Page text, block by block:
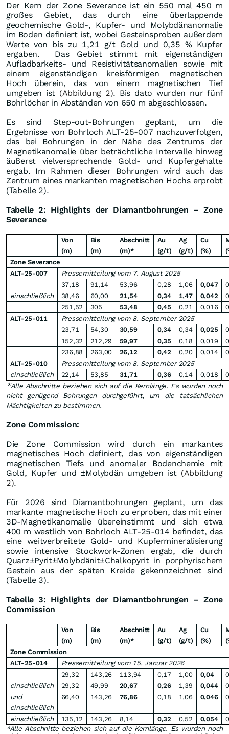
Der Kern der Zone Severance ist ein 550 mal 450 m
großes Gebiet, das durch eine überlappende
geochemische Gold-, Kupfer- und Molybdänanomalie
im Boden definiert ist, wobei Gesteinsproben außerdem
Werte von bis zu 1,21 g/t Gold und 0,35 % Kupfer
ergaben.
Das Gebiet stimmt mit eigenständigen
Aufladbarkeits- und Resistivitätsanomalien sowie mit
einem eigenständigen kreisförmigen magnetischen
Hoch überein, das von einem magnetischen Tief
umgeben ist (Abbildung 2). Bis dato wurden nur fünf
Bohrlöcher in Abständen von 650 m abgeschlossen.
Es sind Step-out-Bohrungen geplant, um die
Ergebnisse von Bohrloch ALT-25-007 nachzuverfolgen,
das bei Bohrungen in der Nähe des Zentrums der
Magnetikanomalie über beträchtliche Intervalle hinweg
äußerst vielversprechende Gold- und Kupfergehalte
ergab. Im Rahmen dieser Bohrungen wird auch das
Zentrum eines markanten magnetischen Hochs erprobt
(Tabelle 2).
Tabelle 2: Highlights der Diamantbohrungen – Zone
Severance
Von
(m)
Bis
(m)
Abschnitt
(m)*
Au
(g/t)
Ag
(g/t)
Cu
(%)
Zone Severance
ALT-25-007
Pressemitteilung vom 7. August 2025
37,18
91,14 53,96 0,28 1,06 0,047
einschließlich
38,46 60,00 21,54 0,34 1,47 0,042
251,52
305 53,48 0,45 0,21 0,016
ALT-25-011
Pressemitteilung vom 8. September 2025
23,71
54,30 30,59 0,34 0,34 0,025
152,32
212,29 59,97 0,35 0,18 0,019
236,88
263,00 26,12 0,42 0,20 0,014
ALT-25-010
Pressemitteilung vom 8. September 2025
einschließlich
22,14 53,85 31,71 0,36 0,14 0,018
*Alle Abschnitte beziehen sich auf die Kernlänge. Es wurden noch
nicht genügend Bohrungen durchgeführt, um die tatsächlichen
Mächtigkeiten zu bestimmen.
Zone Commission:
Die Zone Commission wird durch ein markantes
magnetisches Hoch definiert, das von eigenständigen
magnetischen Tiefs und anomaler Bodenchemie mit
Gold, Kupfer und ±Molybdän umgeben ist (Abbildung
2).
Für 2026 sind Diamantbohrungen geplant, um das
markante magnetische Hoch zu erproben, das mit einer
3D-Magnetikanomalie übereinstimmt und sich etwa
400 m westlich von Bohrloch ALT-25-014 befindet, das
eine weitverbreitete Gold- und Kupfermineralisierung
sowie intensive Stockwork-Zonen ergab, die durch
Quarz±Pyrit±Molybdänit±Chalkopyrit in porphyrischem
Gestein aus der späten Kreide gekennzeichnet sind
(Tabelle 3).
Tabelle 3: Highlights der Diamantbohrungen – Zone
Commission
Von
(m)
Bis
(m)
Abschnitt
(m)*
Au
(g/t)
Ag
(g/t)
Cu
(%)
Zone Commission
ALT-25-014
Pressemitteilung vom 15. Januar 2026
29,32
143,26 113,94 0,17 1,00 0,04
einschließlich
29,32 49,99 20,67 0,26 1,39 0,044
und
einschließlich
66,40 143,26 76,86 0,18 1,06 0,046
einschließlich 135,12 143,26 8,14 0,32 0,52 0,054
*Alle Abschnitte beziehen sich auf die Kernlänge. Es wurden noch